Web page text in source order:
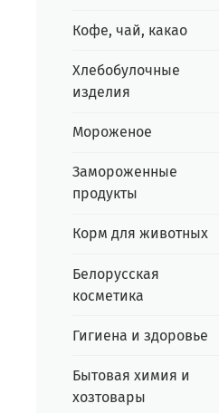
Кофе, чай, какао
Хлебобулочные
изделия
Мороженое
Замороженные
продукты
Корм для животных
Белорусская
косметика
Гигиена и здоровье
Бытовая химия и
хозтовары